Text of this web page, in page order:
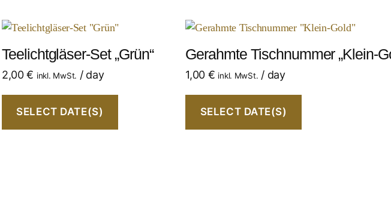
Teelichtgläser-Set „Grün“
2,00€ inkl. MwSt. / day
SELECT DATE(S)
Gerahmte Tischnummer „Klein-
1,00 € inkl. MwSt. / day
SELECT DATE(S)